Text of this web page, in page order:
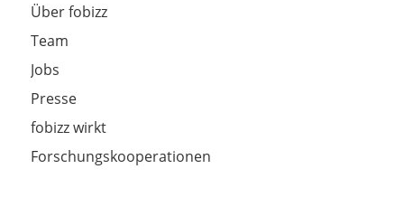
Über fobizz
Team
Jobs
Presse
fobizz wirkt
Forschungskooperationen